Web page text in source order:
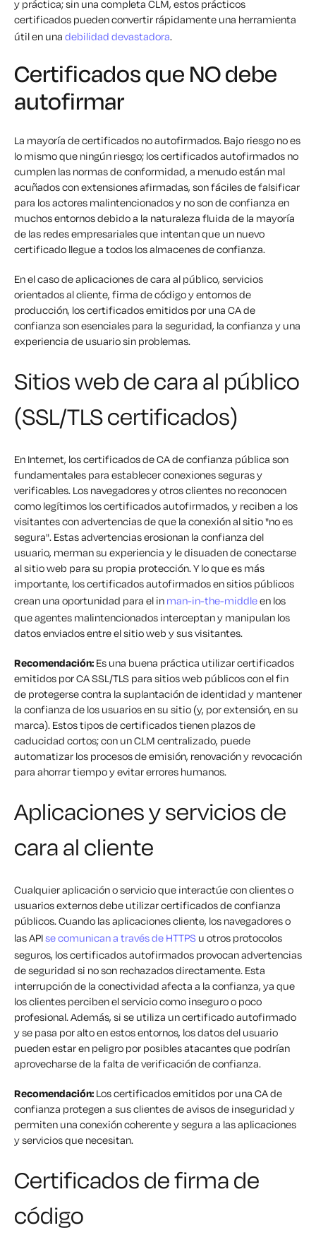
y práctica; sin una completa CLM, estos prácticos
certificados pueden convertir rápidamente una herramienta
útil en una debilidad devastadora.
Certificados que NO debe
autofirmar
La mayoría decertificados noautofirmados. Bajo riesgo no es
lo mismo que ningún riesgo; los certificados autofirmados no
cumplen las normas de conformidad, a menudo están mal
acuñados con extensiones afirmadas, son fáciles de falsificar
para los actores malintencionados y no son de confianza en
muchos entornos debido a la naturaleza fluida de la mayoría
de las redes empresariales que intentan que un nuevo
certificado llegue a todos los almacenes de confianza.
En el caso de aplicaciones de cara al público, servicios
orientados al cliente, firma de código y entornos de
producción, los certificados emitidos por una CA de
confianza son esenciales para la seguridad, la confianza y una
experiencia de usuario sin problemas.
Sitios web de cara al público
(SSL/TLS certificados)
En Internet, los certificados de CA de confianza pública son
fundamentales para establecer conexiones seguras y
verificables. Los navegadores y otros clientes no reconocen
como legítimos los certificados autofirmados, y reciben a los
visitantes con advertencias de que la conexión al sitio "no es
segura". Estas advertencias erosionan la confianza del
usuario, merman su experiencia y le disuaden de conectarse
al sitio web para su propia protección. Y lo que es más
importante, los certificados autofirmados en sitios públicos
crean una oportunidad para el in man-in-the-middleen los
que agentes malintencionados interceptan y manipulan los
datos enviados entre el sitio web y sus visitantes.
Recomendación: Es una buena práctica utilizar certificados
emitidos por CA SSL/TLS para sitios web públicos con el fin
de protegerse contra la suplantación de identidad y mantener
la confianza de los usuarios en su sitio (y, por extensión, en su
marca). Estos tipos de certificados tienen plazos de
caducidad cortos; con un CLM centralizado, puede
automatizar los procesos de emisión, renovación y revocación
para ahorrar tiempo y evitar errores humanos.
Aplicaciones y servicios de
cara al cliente
Cualquier aplicación o servicio que interactúe con clientes o
usuarios externos debe utilizar certificados de confianza
públicos. Cuando las aplicaciones cliente, los navegadores o
las APIse comunican a través de HTTPS u otros protocolos
seguros, los certificados autofirmados provocan advertencias
de seguridad si no son rechazados directamente. Esta
interrupción de la conectividad afecta a la confianza, ya que
los clientes perciben el servicio como inseguro o poco
profesional. Además, si se utiliza un certificado autofirmado
y se pasa por alto en estos entornos, los datos del usuario
pueden estar en peligro por posibles atacantes que podrían
aprovecharse de la falta de verificación de confianza.
Recomendación: Los certificados emitidos por una CA de
confianza protegen a sus clientes de avisos de inseguridad y
permiten una conexión coherente y segura a las aplicaciones
y servicios que necesitan.
Certificados de firma de
código